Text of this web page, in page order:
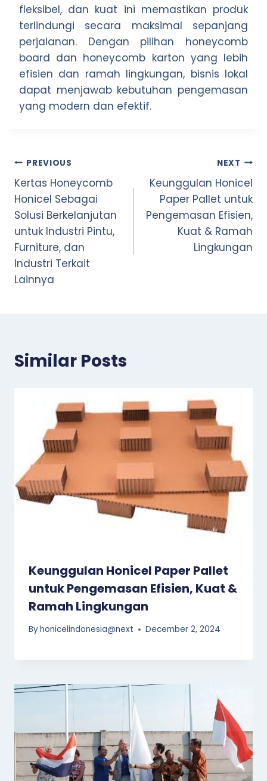
fleksibel, dan kuat ini memastikan produk
terlindungi secara maksimal sepanjang
perjalanan. Dengan pilihan honeycomb
board dan honeycomb karton yang lebih
efisien dan ramah lingkungan, bisnis lokal
dapat menjawab kebutuhan pengemasan
yang modern dan efektif.
Post
navigation
PREVIOUS
Kertas Honeycomb
Honicel Sebagai
Solusi Berkelanjutan
untuk Industri Pintu,
Furniture, dan
Industri Terkait
Lainnya
NEXT
Keunggulan Honicel
Paper Pallet untuk
Pengemasan Efisien,
Kuat & Ramah
Lingkungan
Similar Posts
Keunggulan Honicel Paper Pallet
untuk Pengemasan Efisien, Kuat &
Ramah Lingkungan
Byhonicelindonesia@next December 2, 2024